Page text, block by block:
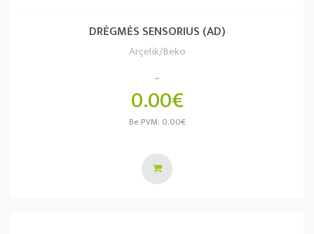
DRĖGMĖS SENSORIUS (AD)
Arçelik/Beko
..
0.00€
Be PVM: 0.00€